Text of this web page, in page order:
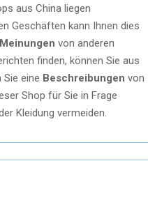
aus China liegen
Geschäften kann Ihnen dies
Meinungen von anderen
finden, können Sie aus
eine Beschreibungen von
Shop für Sie in Frage
Kleidung vermeiden.